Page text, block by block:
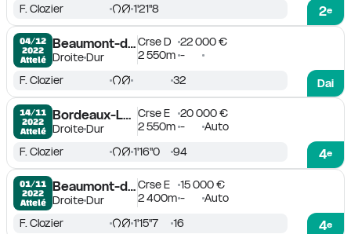
2e
F. Clozier 1'21''8
04/12
2022
Attelé
Beaumont-de-Lomagne
DroiteDur
Crse D
22 000 €
2 550m -
Dai
F. Clozier 32
14/11
2022
Attelé
Bordeaux-Le Bouscat
DroiteDur
Crse E
20 000 €
2 550m - Auto
4e
F. Clozier 1'16''0 94
01/11
2022
Attelé
Beaumont-de-Lomagne
DroiteDur
Crse E
15 000 €
2 400m - Auto
4e
F. Clozier 1'15''7 16